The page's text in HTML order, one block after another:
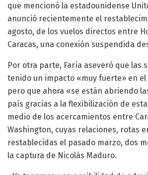
que mencionó la estadounidense
anunció recientemente el
agosto, de los vuelos directos entre
Caracas, una conexión suspendida
Por otra parte, Faría aseveró que las
tenido un impacto «muy fuerte» en
pero que ahora «se están abriendo
país gracias a la flexibilización de
medio de los acercamientos entre
Washington, cuyas relaciones, rotas
restablecidas el pasado marzo, dos
la captura de Nicolás Maduro.